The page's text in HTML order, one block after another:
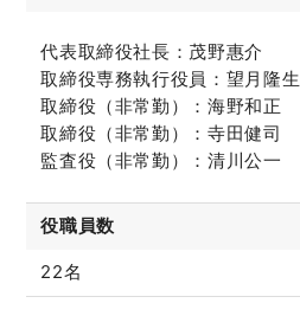
代表取締役社長：茂野惠介
取締役専務執行役員：望月隆生
取締役（非常勤）：海野和正
取締役（非常勤）：寺田健司
監査役（非常勤）：清川公一
役職員数
22名